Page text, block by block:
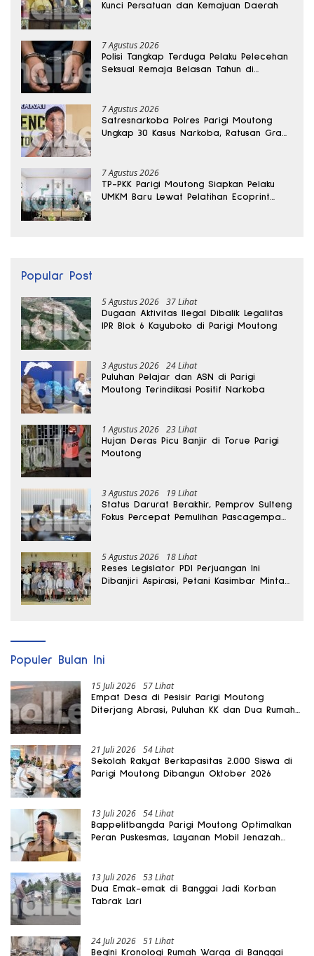
Kunci Persatuan dan Kemajuan Daerah
7 Agustus 2026
Polisi Tangkap Terduga Pelaku Pelecehan
Seksual Remaja Belasan Tahun di
7 Agustus 2026
Satresnarkoba Polres Parigi Moutong
Ungkap 30 Kasus Narkoba, Ratusan Gram
7 Agustus 2026
TP-PKK Parigi Moutong Siapkan Pelaku
UMKM Baru Lewat Pelatihan Ecoprint
Popular Post
5 Agustus 2026 37 Lihat
Dugaan Aktivitas Ilegal Dibalik Legalitas
IPR Blok 6 Kayuboko di Parigi Moutong
3 Agustus 2026 24 Lihat
Puluhan Pelajar dan ASN di Parigi
Moutong Terindikasi Positif Narkoba
1 Agustus 2026 23 Lihat
Hujan Deras Picu Banjir di Torue Parigi
Moutong
3 Agustus 2026 19 Lihat
Status Darurat Berakhir, Pemprov Sulteng
Fokus Percepat Pemulihan Pascagempa
5 Agustus 2026 18 Lihat
Reses Legislator PDI Perjuangan Ini
Dibanjiri Aspirasi, Petani Kasimbar Minta
Populer Bulan Ini
15 Juli 2026 57 Lihat
Empat Desa di Pesisir Parigi Moutong
Diterjang Abrasi, Puluhan KK dan Dua Rumah
21 Juli 2026 54 Lihat
Sekolah Rakyat Berkapasitas 2.000 Siswa di
Parigi Moutong Dibangun Oktober 2026
13 Juli 2026 54 Lihat
Bappelitbangda Parigi Moutong Optimalkan
Peran Puskesmas, Layanan Mobil Jenazah
13 Juli 2026 53 Lihat
Dua Emak-emak di Banggai Jadi Korban
Tabrak Lari
24 Juli 2026 51 Lihat
Begini Kronologi Rumah Warga di Banggai